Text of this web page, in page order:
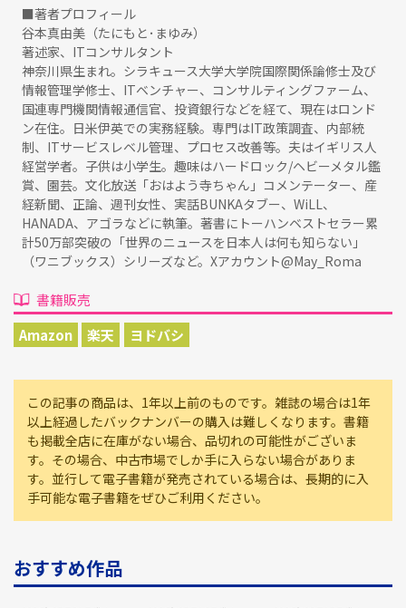
■著者プロフィール
谷本真由美（たにもと･まゆみ）
著述家、ITコンサルタント
神奈川県生まれ。シラキュース大学大学院国際関係論修士及び
情報管理学修士、ITベンチャー、コンサルティングファーム、
国連専門機関情報通信官、投資銀行などを経て、現在はロンド
ン在住。日米伊英での実務経験。専門はIT政策調査、内部統
制、ITサービスレベル管理、プロセス改善等。夫はイギリス人
経営学者。子供は小学生。趣味はハードロック/ヘビーメタル鑑
賞、園芸。文化放送「おはよう寺ちゃん」コメンテーター、産
経新聞、正論、週刊女性、実話BUNKAタブー、WiLL、
HANADA、アゴラなどに執筆。著書にトーハンベストセラー累
計50万部突破の「世界のニュースを日本人は何も知らない」
（ワニブックス）シリーズなど。Xアカウント@May_Roma
書籍販売
Amazon
楽天 ヨドバシ
この記事の商品は、1年以上前のものです。雑誌の場合は1年
以上経過したバックナンバーの購入は難しくなります。書籍
も掲載全店に在庫がない場合、品切れの可能性がございま
す。その場合、中古市場でしか手に入らない場合がありま
す。並行して電子書籍が発売されている場合は、長期的に入
手可能な電子書籍をぜひご利用ください。
おすすめ作品